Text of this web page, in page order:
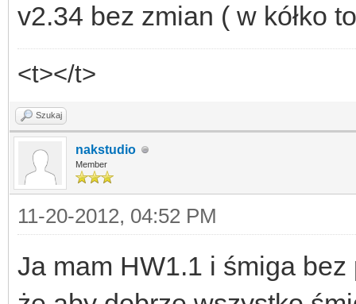
v2.34 bez zmian ( w kółko
<t></t>
Szukaj
nakstudio
Member
11-20-2012, 04:52 PM
Ja mam HW1.1 i śmiga